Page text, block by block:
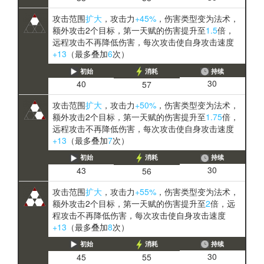
攻击范围扩大 ，攻击力+45% ，伤害类型变为法术，
额外攻击2个目标，第一天赋的伤害提升至1.5倍，
远程攻击不再降低伤害，每次攻击使自身攻击速度
+13 （最多叠加6次）
初始
40
消耗
57
持续
30
攻击范围扩大 ，攻击力+50% ，伤害类型变为法术，
额外攻击2个目标，第一天赋的伤害提升至1.75倍，
远程攻击不再降低伤害，每次攻击使自身攻击速度
+13 （最多叠加7次）
初始
43
消耗
56
持续
30
攻击范围扩大 ，攻击力+55% ，伤害类型变为法术，
额外攻击2个目标，第一天赋的伤害提升至2倍，远
程攻击不再降低伤害，每次攻击使自身攻击速度
+13 （最多叠加8次）
初始
45
消耗
55
持续
30